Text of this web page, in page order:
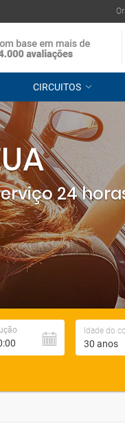
CIRCUITOS
24
Idade do
30 anos